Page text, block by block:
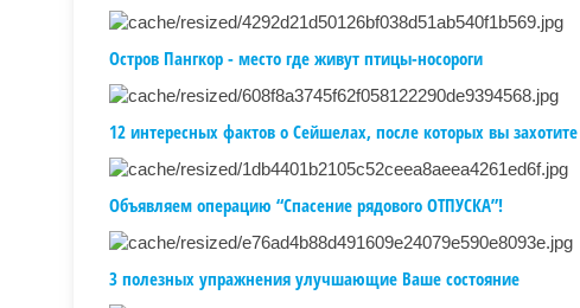
Остров Пангкор - место где живут птицы-носороги
12 интересных фактов о Сейшелах, после которых вы
Объявляем операцию “Спасение рядового ОТПУСКА”!
3 полезных упражнения улучшающие Ваше состояние